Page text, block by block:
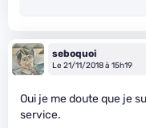
seboquoi
Le 21/11/2018 à 15h19
Oui je me doute que je
service.